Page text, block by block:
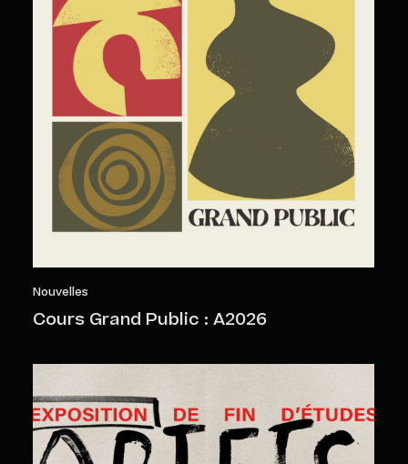
Nouvelles
Cours Grand Public : A2026
Objets sensibles